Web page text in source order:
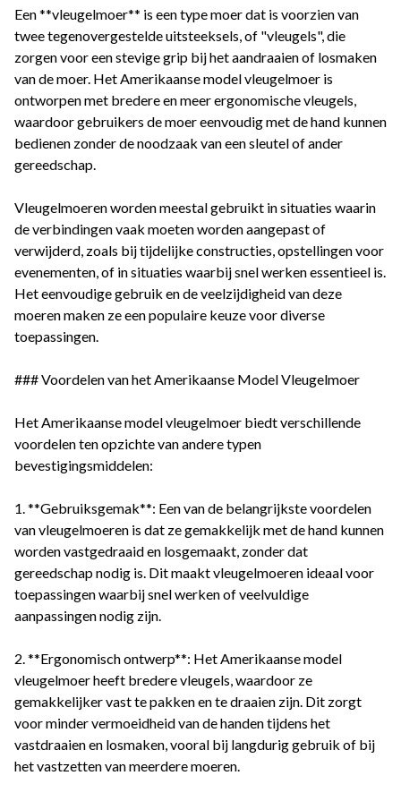
Een **vleugelmoer** is een type moer dat is voorzien van
twee tegenovergestelde uitsteeksels, of "vleugels", die
zorgen voor een stevige grip bij het aandraaien of losmaken
van de moer. Het Amerikaanse model vleugelmoer is
ontworpen met bredere en meer ergonomische vleugels,
waardoor gebruikers de moer eenvoudig met de hand kunnen
bedienen zonder de noodzaak van een sleutel of ander
gereedschap.
Vleugelmoeren worden meestal gebruikt in situaties waarin
de verbindingen vaak moeten worden aangepast of
verwijderd, zoals bij tijdelijke constructies, opstellingen voor
evenementen, of in situaties waarbij snel werken essentieel is.
Het eenvoudige gebruik en de veelzijdigheid van deze
moeren maken ze een populaire keuze voor diverse
toepassingen.
### Voordelen van het Amerikaanse Model Vleugelmoer
Het Amerikaanse model vleugelmoer biedt verschillende
voordelen ten opzichte van andere typen
bevestigingsmiddelen:
1. **Gebruiksgemak**: Een van de belangrijkste voordelen
van vleugelmoeren is dat ze gemakkelijk met de hand kunnen
worden vastgedraaid en losgemaakt, zonder dat
gereedschap nodig is. Dit maakt vleugelmoeren ideaal voor
toepassingen waarbij snel werken of veelvuldige
aanpassingen nodig zijn.
2. **Ergonomisch ontwerp**: Het Amerikaanse model
vleugelmoer heeft bredere vleugels, waardoor ze
gemakkelijker vast te pakken en te draaien zijn. Dit zorgt
voor minder vermoeidheid van de handen tijdens het
vastdraaien en losmaken, vooral bij langdurig gebruik of bij
het vastzetten van meerdere moeren.